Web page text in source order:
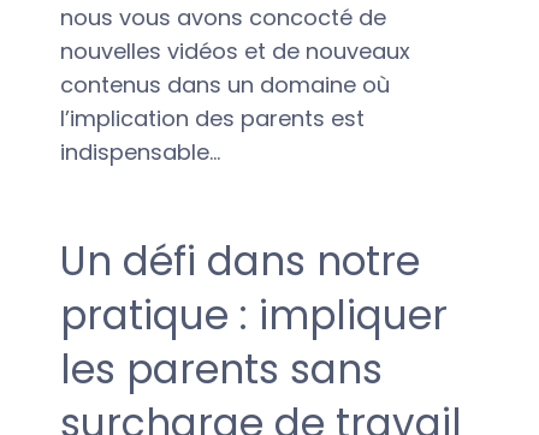
nous vous avons concocté de
nouvelles vidéos et de nouveaux
contenus dans un domaine où
l’implication des parents est
indispensable…
Un défi dans notre
pratique : impliquer
les parents sans
surcharge de travail